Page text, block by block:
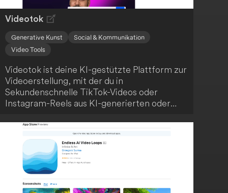
Videotok
Generative Kunst
Social & Kommunikation
Video Tools
Videotok ist deine KI-gestützte Plattform zur
Videoerstellung, mit der du in
Sekundenschnelle TikTok-Videos oder
Instagram-Reels aus KI-generierten oder
professionelle Bearbeitungsfähigkeiten zu
benötigen. Die Nutzung dieser
benutzerfreundlichen Plattform ist einfach
und intuitiv.